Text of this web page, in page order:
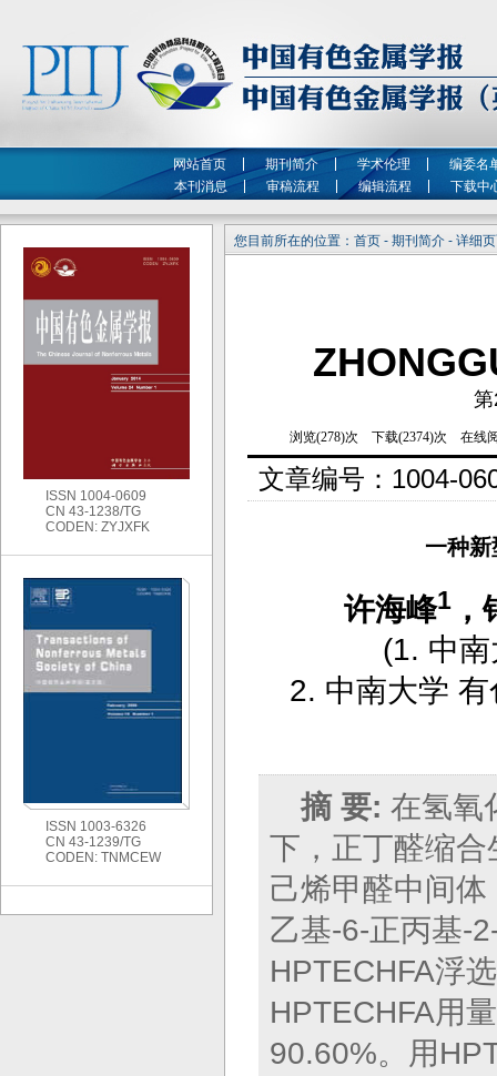
网站首页 期刊简介 学术伦理
编委名
本刊消息
审稿流程 编辑流程 下载中
您目前所在的位置：首页 - 期刊简介 - 详细
文章编号： 1004-
一种
许海峰1，
(1. 中
2. 中南大学
摘 要: 在氢氧
下，正丁醛缩
己烯甲醛中间
乙基-6-正丙基-
HPTECHFA浮
HPTECHFA用
90.60%。用
ISSN 1004-0609
CN 43-1238/TG
CODEN: ZYJXFK
ISSN 1003-6326
CN 43-1239/TG
CODEN: TNMCEW